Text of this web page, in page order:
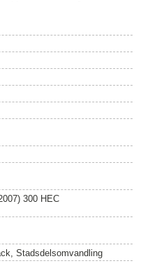
300 HEC
Stadsdelsomvandling